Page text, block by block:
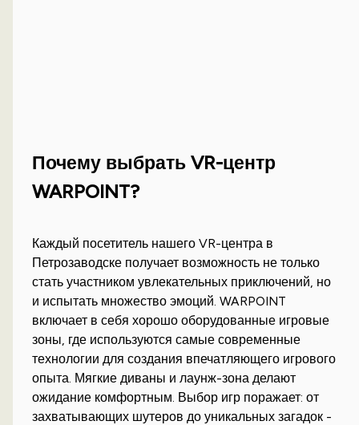
Почему выбрать VR-центр
WARPOINT?
Каждый посетитель нашего VR-центра в
Петрозаводске получает возможность не только
стать участником увлекательных приключений, но
и испытать множество эмоций. WARPOINT
включает в себя хорошо оборудованные игровые
зоны, где используются самые современные
технологии для создания впечатляющего игрового
опыта. Мягкие диваны и лаунж-зона делают
ожидание комфортным. Выбор игр поражает: от
захватывающих шутеров до уникальных загадок -